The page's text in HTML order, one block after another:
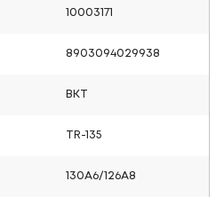
10003171
8903094029938
BKT
TR-135
130A6/126A8